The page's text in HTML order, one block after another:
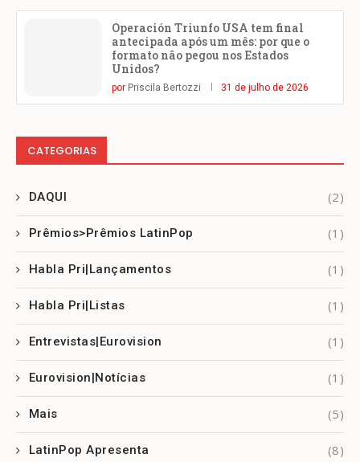
Operación Triunfo USA tem final
antecipada após um mês: por que o
formato não pegou nos Estados
Unidos?
por Priscila Bertozzi 31 de julho de 2026
CATEGORIAS
DAQUI (2)
Prêmios>Prêmios LatinPop (1)
Habla Pri|Lançamentos (1)
Habla Pri|Listas (1)
Entrevistas|Eurovision (1)
Eurovision|Notícias (1)
Mais (5)
LatinPop Apresenta (8)